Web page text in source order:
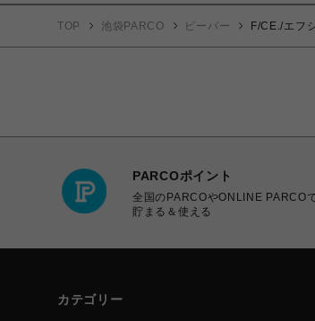
TOP 池袋PARCO ビーバー F/CE./エフ
PARCOポイント
全国のPARCOやONLINE PARCO
貯まる＆使える
カテゴリー